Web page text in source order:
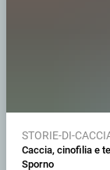
STORIE-DI-
Caccia, cinofilia e
Sporno